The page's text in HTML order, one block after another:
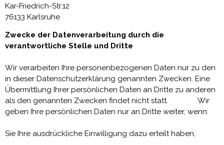
Kar-Friedrich-Str.12
76133 Karlsruhe
Zwecke der Datenverarbeitung durch die
verantwortliche Stelle und Dritte
Wir verarbeiten Ihre personenbezogenen Daten nur zu den
in dieser Datenschutzerklärung genannten Zwecken. Eine
Übermittlung Ihrer persönlichen Daten an Dritte zu anderen
als den genannten Zwecken findet nicht statt. Wir
geben Ihre persönlichen Daten nur an Dritte weiter, wenn:
Sie Ihre ausdrückliche Einwilligung dazu erteilt haben,